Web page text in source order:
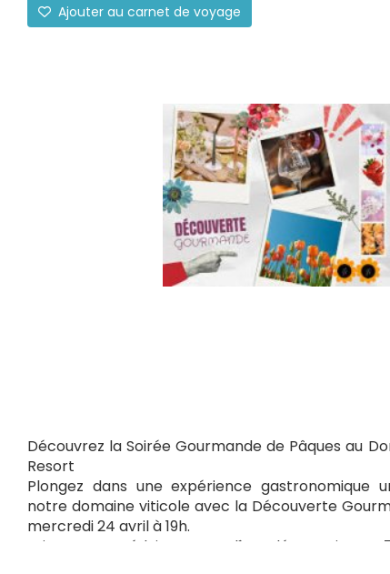
Ajouter au carnet de voyage
Découvrez la Soirée Gourmande de Pâques au
Resort
Plongez dans une expérience gastronomique
notre domaine viticole avec la Découverte
mercredi 24 avril à 19h.
Laissez-vous séduire par un dîner dégustation en